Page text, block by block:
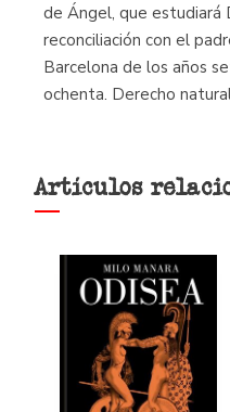
de Ángel, que estudiará
reconciliación con el
Barcelona de los años
ochenta. Derecho
Artículos